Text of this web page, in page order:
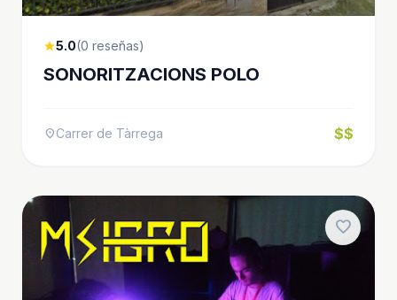
star5.0(0 reseñas)
SONORITZACIONS POLO
location_onCarrer de Tàrrega $$
favorite